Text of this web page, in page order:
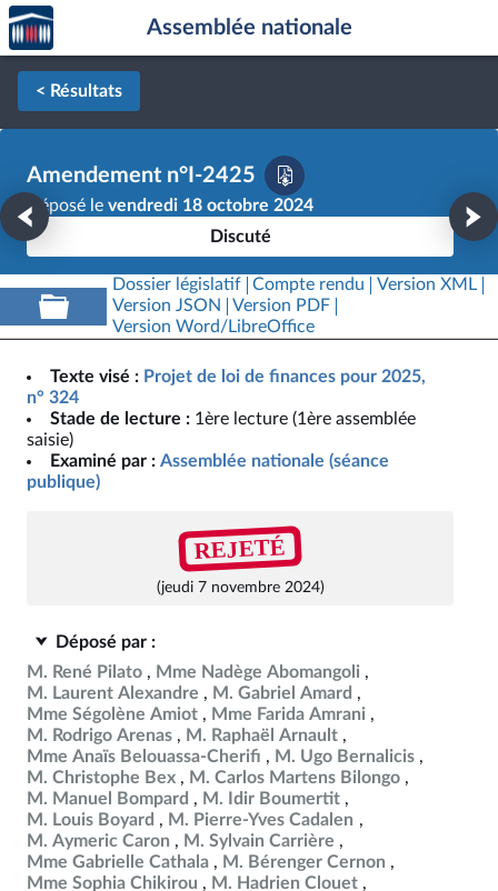
Aller au contenu
Aller en bas de la page
Accèder
à la
page
d'accueil
Assemblée nationale
< Résultats
Amendement n°I-2425
Déposé le vendredi 18 octobre 2024
Discuté
Dossier législatif Compte rendu
Version XML
Version JSON
Version PDF
Version Word/LibreOffice
Texte visé : Projet de loi de finances pour 2025,
n° 324
Stade de lecture : 1ère lecture (1ère assemblée
saisie)
Examiné par : Assemblée nationale (séance
publique)
REJETÉ
(jeudi 7 novembre 2024)
Déposé par :
M. René Pilato
Mme Nadège Abomangoli
M. Laurent Alexandre
M. Gabriel Amard
Mme Ségolène Amiot
Mme Farida Amrani
M. Rodrigo Arenas
M. Raphaël Arnault
Mme Anaïs Belouassa-Cherifi
M. Ugo Bernalicis
M. Christophe Bex
M. Carlos Martens Bilongo
M. Manuel Bompard
M. Idir Boumertit
M. Louis Boyard
M. Pierre-Yves Cadalen
M. Aymeric Caron
M. Sylvain Carrière
Mme Gabrielle Cathala
M. Bérenger Cernon
Mme Sophia Chikirou
M. Hadrien Clouet